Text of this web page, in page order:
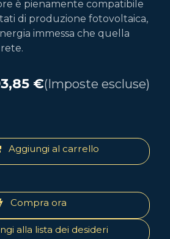
è pienamente compatibile
di produzione fotovoltaica,
immessa che quella
Aggiungi al carrello
Compra ora
alla lista dei desideri
€(Imposte escluse)